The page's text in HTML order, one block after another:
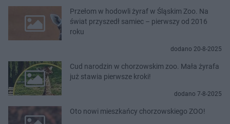
Przełom w hodowli żyraf w Śląskim Zoo. Na
świat przyszedł samiec – pierwszy od 2016
roku
dodano 20-8-2025
Cud narodzin w chorzowskim zoo. Mała żyrafa
już stawia pierwsze kroki!
dodano 7-8-2025
Oto nowi mieszkańcy chorzowskiego ZOO!